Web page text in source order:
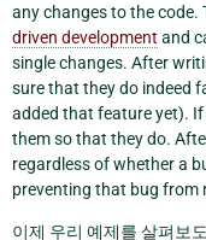
any changes to the code.
driven development and
single changes. After
sure that they do indeed
added that feature yet). If
them so that they do.
regardless of whether a
preventing that bug from
이제 우리 예제를 살펴보